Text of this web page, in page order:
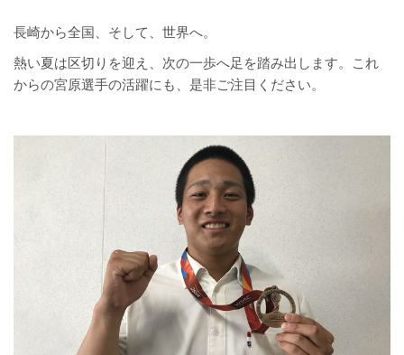
長崎から全国、そして、世界へ。
熱い夏は区切りを迎え、次の一歩へ足を踏み出します。これ
からの宮原選手の活躍にも、是非ご注目ください。